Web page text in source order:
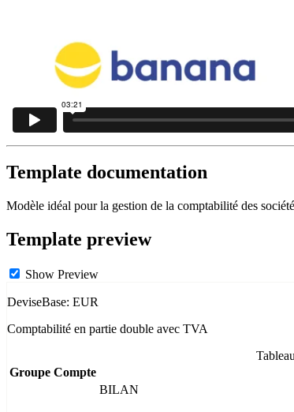
Template documentation
Modèle idéal pour la gestion de la comptabilité des
Template preview
Show Preview
DeviseBase: EUR
Comptabilité en partie double avec TVA
Groupe Compte
BILAN